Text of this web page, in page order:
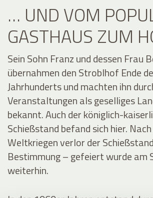
… UND VOM
GASTHAUS ZUM
Sein Sohn Franz und dessen Frau
übernahmen den Stroblhof Ende
Jahrhunderts und machten ihn
Veranstaltungen als geselliges
bekannt. Auch der königlich-
Schießstand befand sich hier.
Weltkriegen verlor der
Bestimmung – gefeiert wurde am
weiterhin.